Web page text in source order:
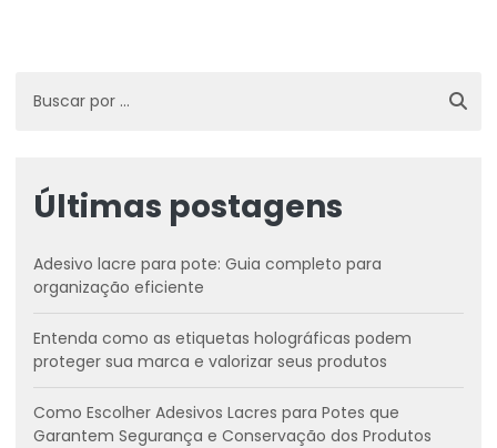
Últimas postagens
Adesivo lacre para pote: Guia completo para
organização eficiente
Entenda como as etiquetas holográficas podem
proteger sua marca e valorizar seus produtos
Como Escolher Adesivos Lacres para Potes que
Garantem Segurança e Conservação dos Produtos